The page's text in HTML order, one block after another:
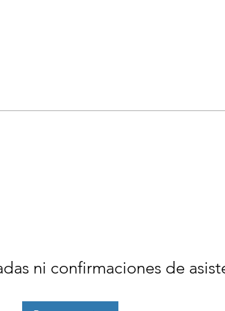
ni confirmaciones de